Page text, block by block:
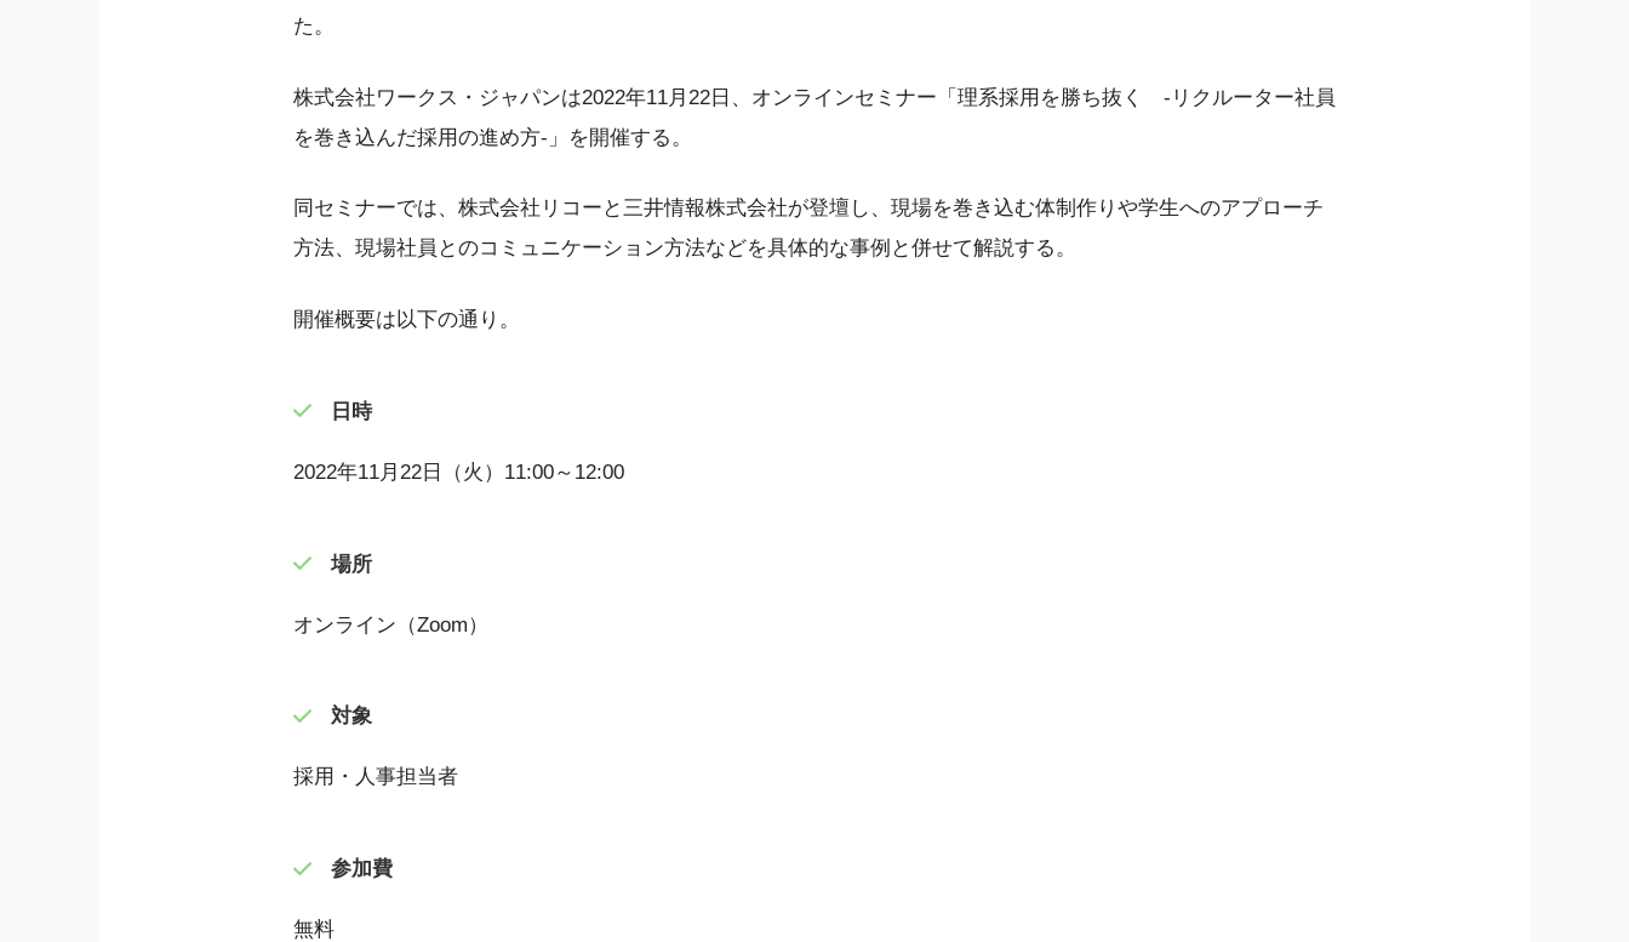
た。
株式会社ワークス・ジャパンは2022年11月22日、オンラインセミナー「理系採用を勝ち抜く -リクルーター社員
を巻き込んだ採用の進め方-」を開催する。
同セミナーでは、株式会社リコーと三井情報株式会社が登壇し、現場を巻き込む体制作りや学生へのアプローチ
方法、現場社員とのコミュニケーション方法などを具体的な事例と併せて解説する。
開催概要は以下の通り。
日時
2022年11月22日（火）11:00～12:00
場所
オンライン（Zoom）
対象
採用・人事担当者
参加費
無料